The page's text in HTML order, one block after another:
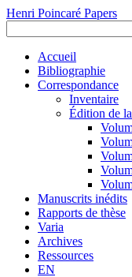
Henri Poincaré Papers
Accueil
Bibliographie
Correspondance
Inventaire
Édition de
Manuscrits inédits
Rapports de thèse
Varia
Archives
Ressources
EN